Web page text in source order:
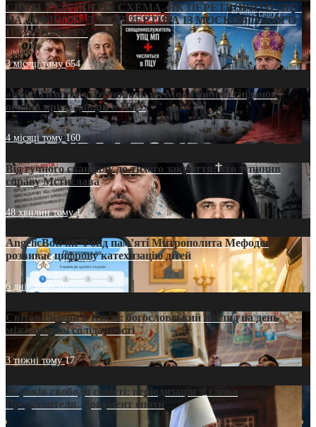
СВЯТІ УХИЛЯНТИ: СХЕМА, ЯК ПЕРЕТВОРИТИ ПЦУ
НА «ОФШОР» ДЛЯ ДЕЗЕРТИРА ІЗ МОСКОВСЬКОГО
ПАТРІАРХАТУ
3 місяці тому654
«Кейс Тихона» у Тернополі: як Молитовний сніданок
оголив кризу довіри в ПЦУ
4 місяці тому160
Від гучного скандалу до тихого закриття: хто зупинив
справу Мстислава
48 хвилин тому1
AngelicBot: як Фонд пам’яті Митрополита Мефодія
розвиває цифрову катехизацію дітей
6 днів тому10
Світові лідери в Києві: богословський погляд на день
міжнародної солідарності
3 тижні тому17
35 років свободи совісті: періодизація зі слова
Предстоятеля. Документ епохи